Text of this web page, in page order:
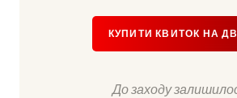
КУПИТИ КВИТОК НА
До заходу